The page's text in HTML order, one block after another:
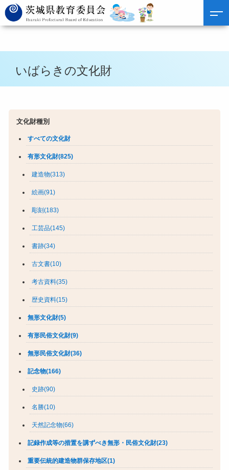
いばらきの文化財
文化財種別
すべての文化財
有形文化財(825)
建造物(313)
絵画(91)
彫刻(183)
工芸品(145)
書跡(34)
古文書(10)
考古資料(35)
歴史資料(15)
無形文化財(5)
有形民俗文化財(9)
無形民俗文化財(36)
記念物(166)
史跡(90)
名勝(10)
天然記念物(66)
記録作成等の措置を講ずべき無形・民俗文化財(23)
重要伝統的建造物群保存地区(1)